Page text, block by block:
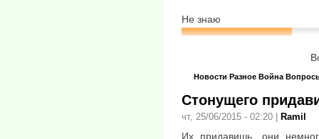
Не знаю
Новости Разное Война
Стонущего
чт, 25/06/2015 - 02:20 | Ramil
Их придавишь, они